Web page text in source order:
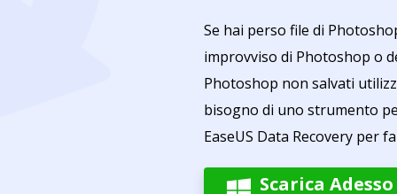
Se hai perso file di
improvviso di Photoshop o
Photoshop non salvati
bisogno di uno strumento
EaseUS Data Recovery per
Scarica Adesso